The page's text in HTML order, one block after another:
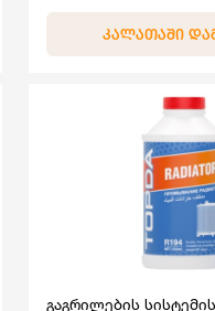
ᲙᲐᲚᲐᲗᲐᲨᲘ
გაგრილების